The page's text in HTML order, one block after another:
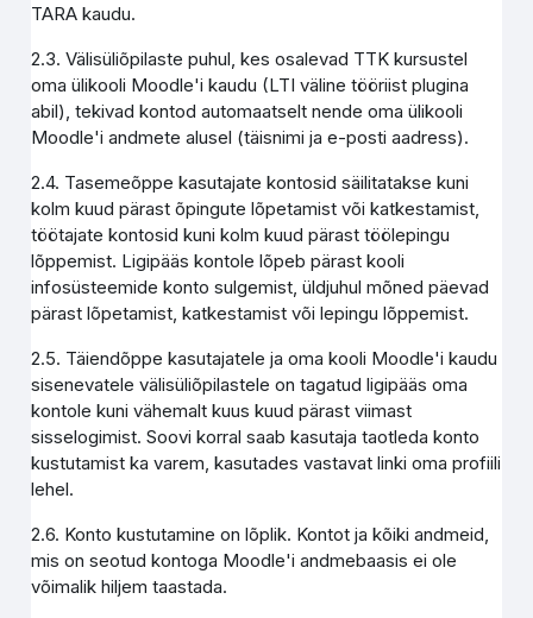
TARA kaudu.
2.3. Välisüliõpilaste puhul, kes osalevad TTK kursustel
oma ülikooli Moodle'i kaudu (LTI väline tööriist plugina
abil), tekivad kontod automaatselt nende oma ülikooli
Moodle'i andmete alusel (täisnimi ja e-posti aadress).
2.4. Tasemeõppe kasutajate kontosid säilitatakse kuni
kolm kuud pärast õpingute lõpetamist või katkestamist,
töötajate kontosid kuni kolm kuud pärast töölepingu
lõppemist. Ligipääs kontole lõpeb pärast kooli
infosüsteemide konto sulgemist, üldjuhul mõned päevad
pärast lõpetamist, katkestamist või lepingu lõppemist.
2.5. Täiendõppe kasutajatele ja oma kooli Moodle'i kaudu
sisenevatele välisüliõpilastele on tagatud ligipääs oma
kontole kuni vähemalt kuus kuud pärast viimast
sisselogimist. Soovi korral saab kasutaja taotleda konto
kustutamist ka varem, kasutades vastavat linki oma profiili
lehel.
2.6. Konto kustutamine on lõplik. Kontot ja kõiki andmeid,
mis on seotud kontoga Moodle'i andmebaasis ei ole
võimalik hiljem taastada.